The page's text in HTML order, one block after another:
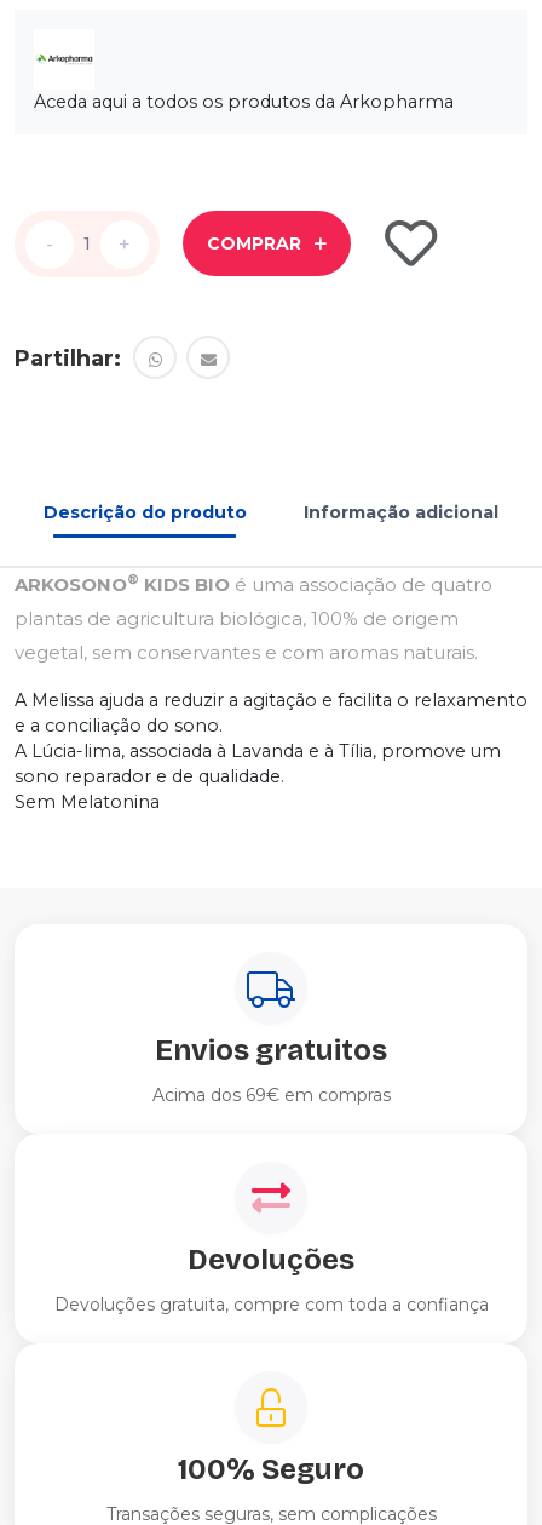
Aceda aqui a todos os produtos da Arkopharma
- +
- + COMPRAR
Partilhar:
Descrição do produto Informação adicional
ARKOSONO® KIDS BIO é uma associação de quatro
plantas de agricultura biológica, 100% de origem
vegetal, sem conservantes e com aromas naturais.
A Melissa ajuda a reduzir a agitação e facilita o relaxamento
e a conciliação do sono.
A Lúcia-lima, associada à Lavanda e à Tília, promove um
sono reparador e de qualidade.
Sem Melatonina
Envios gratuitos
Acima dos 69€ em compras
Devoluções
Devoluções gratuita, compre com toda a confiança
100% Seguro
Transações seguras, sem complicações